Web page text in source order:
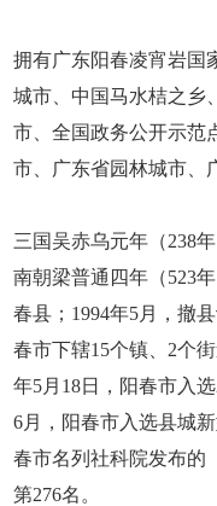
拥有广东阳春凌宵岩国
城市、中国马水桔之乡
市、全国政务公开示范
市、广东省园林城市、
三国吴赤乌元年（238
南朝梁普通四年（523
春县；1994年5月，撤
春市下辖15个镇、2个
年5月18日，阳春市入
6月，阳春市入选县城
春市名列社科院发布的
第276名。